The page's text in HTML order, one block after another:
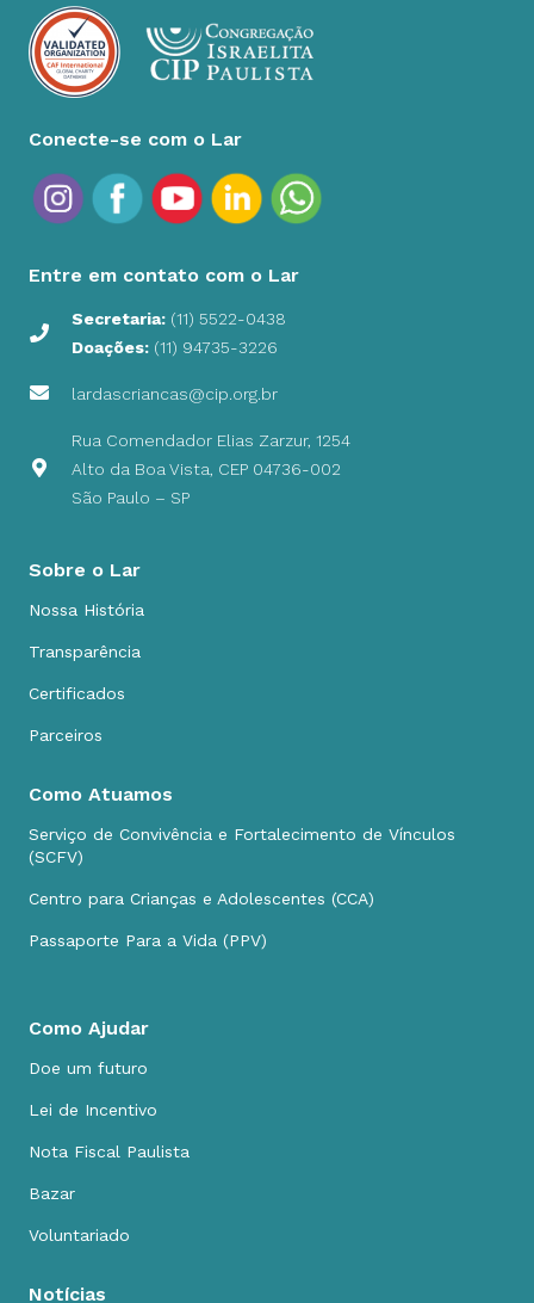
Conecte-se com o Lar
Entre em contato com o Lar
Secretaria: (11) 5522-0438
Doações: (11) 94735-3226
lardascriancas@cip.org.br
Rua Comendador Elias Zarzur, 1254
Alto da Boa Vista, CEP 04736-002
São Paulo – SP
Sobre o Lar
Nossa História
Transparência
Certificados
Parceiros
Como Atuamos
Serviço de Convivência e Fortalecimento de Vínculos
(SCFV)
Centro para Crianças e Adolescentes (CCA)
Passaporte Para a Vida (PPV)
Como Ajudar
Doe um futuro
Lei de Incentivo
Nota Fiscal Paulista
Bazar
Voluntariado
Notícias